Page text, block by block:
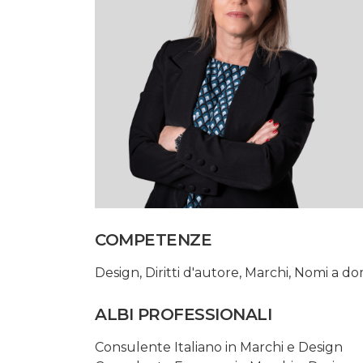
COMPETENZE
Design, Diritti d'autore, Marchi, Nomi a
ALBI PROFESSIONALI
Consulente Italiano in Marchi e Design